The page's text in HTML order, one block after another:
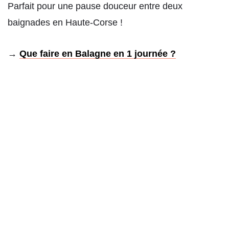
Parfait pour une pause douceur entre deux
baignades en Haute-Corse !
→ Que faire en Balagne en 1 journée ?